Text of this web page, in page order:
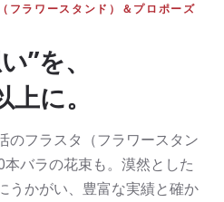
フラワースタンド）＆プロポーズ
”を、
に。
のフラスタ（フラワースタン
バラの花束も。漠然とした
うかがい、豊富な実績と確か